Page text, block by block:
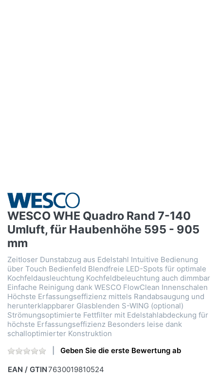
WESCO WHE Quadro Rand 7-140
Umluft, für Haubenhöhe 595 - 905
mm
Zeitloser Dunstabzug aus Edelstahl Intuitive Bedienung
über Touch Bedienfeld Blendfreie LED-Spots für optimale
Kochfeldausleuchtung Kochfeldbeleuchtung auch dimmbar
Einfache Reinigung dank WESCO FlowClean Innenschalen
Höchste Erfassungseffizienz mittels Randabsaugung und
herunterklappbarer Glasblenden S-WING (optional)
Strömungsoptimierte Fettfilter mit Edelstahlabdeckung für
höchste Erfassungseffizienz Besonders leise dank
schalloptimierter Konstruktion
Geben Sie die erste Bewertung ab
EAN / GTIN7630019810524